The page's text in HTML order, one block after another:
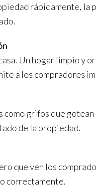
rápidamente, la
Un hogar limpio
a los compradores
grifos que
de la propiedad.
que ven los
correctamente.